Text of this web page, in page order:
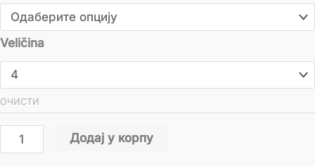
Veličina
ОЧИСТИ
Додај у корпу